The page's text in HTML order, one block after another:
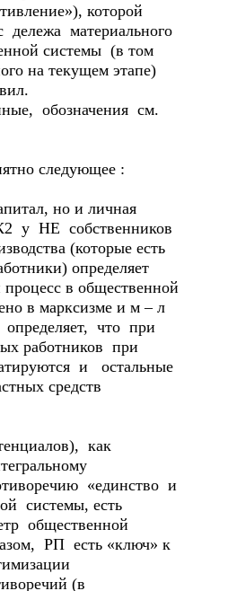
которой
дележа материального
системы (в том
на текущем этапе)
обозначения см.
следующее :
но и личная
у НЕ собственников
(которые есть
определяет
в общественной
в марксизме и м – л
что при
работников при
и остальные
средств
как
«единство и
системы, есть
общественной
РП есть «ключ» к
(в